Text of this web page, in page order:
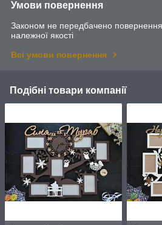
Умови повернення
Законом не передбачено
належної якості
Всі умови повернення
Подібні товари компанії